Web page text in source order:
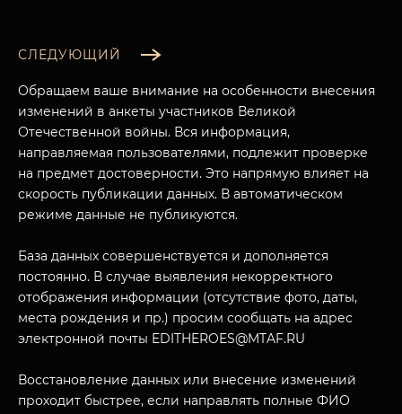
МУЗЕЙНЫЙ КОМПЛЕКС
ПОСЕТИТЕЛЯМ
СЛЕДУЮЩИЙ
Обращаем ваше внимание на особенности внесения
изменений в анкеты участников Великой
Отечественной войны. Вся информация,
направляемая пользователями, подлежит проверке
на предмет достоверности. Это напрямую влияет на
скорость публикации данных. В автоматическом
режиме данные не публикуются.
База данных совершенствуется и дополняется
постоянно. В случае выявления некорректного
отображения информации (отсутствие фото, даты,
места рождения и пр.) просим сообщать на адрес
электронной почты EDITHEROES@MTAF.RU
Восстановление данных или внесение изменений
проходит быстрее, если направлять полные ФИО